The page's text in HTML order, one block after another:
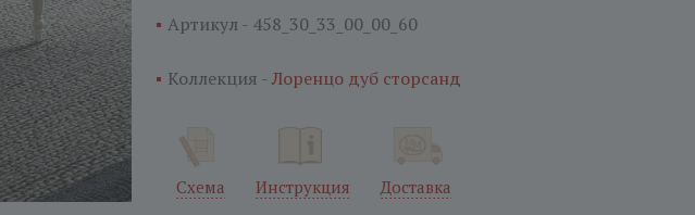
Артикул - 458_30_33_00_00_60
Коллекция -Лоренцо дуб сторсанд
Схема Инструкция Доставка